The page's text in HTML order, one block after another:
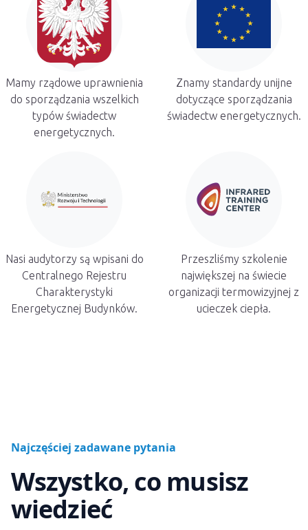
Mamy rządowe uprawnienia
do sporządzania wszelkich
typów świadectw
energetycznych.
Znamy standardy unijne
dotyczące sporządzania
świadectw energetycznych.
Nasi audytorzy są wpisani do
Centralnego Rejestru
Charakterystyki
Energetycznej Budynków.
Przeszliśmy szkolenie
największej na świecie
organizacji termowizyjnej z
ucieczek ciepła.
Najczęściej zadawane pytania
Wszystko, co musisz
wiedzieć